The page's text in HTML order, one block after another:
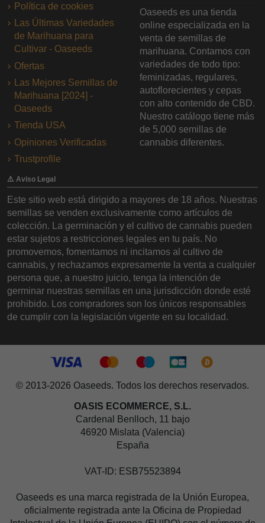
Política de cookies
Las Últimas Variedades
de Marihuana para
Cultivar - Oaseeds
Ofertas
Las Mejores Semillas de
Marihuana [2024] -
Oaseeds
Tienda USA
Opiniones Verificadas
Trustprofile
Oaseeds es una tienda
online especializada en la
venta de semillas de
marihuana. Contamos con
variedades de todo tipo:
feminizadas, regulares,
autoflorecientes y cepas
con alto contenido de CBD.
Nuestro catálogo tiene más
de 5,000 semillas de
cannabis diferentes.
⚠️ Aviso Legal
Este sitio web está dirigido a mayores de 18 años. Nuestras
semillas se venden exclusivamente como artículos de
colección. La germinación y el cultivo de cannabis pueden
estar sujetos a restricciones legales en tu país. No
promovemos, fomentamos ni incitamos al cultivo de
cannabis, y rechazamos expresamente la venta a cualquier
persona que, a nuestro juicio, tenga la intención de
germinar nuestras semillas en una jurisdicción donde esté
prohibido. Los compradores son los únicos responsables
de cumplir con la legislación vigente en su localidad.
© 2013-2026 Oaseeds. Todos los derechos reservados.
OASIS ECOMMERCE, S.L.
Cardenal Benlloch, 11 bajo
46920 Mislata (Valencia)
España
VAT-ID: ESB75523894
Oaseeds es una marca registrada de la Unión Europea,
oficialmente registrada ante la Oficina de Propiedad